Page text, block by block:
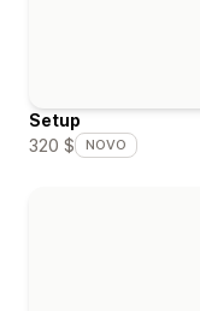
Setup
320 $
NOVO